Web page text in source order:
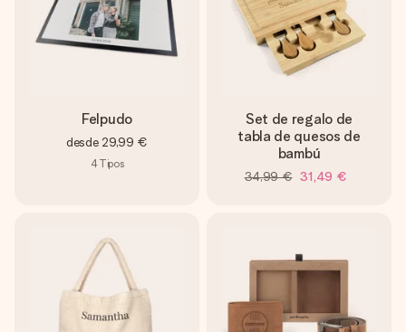
Felpudo
desde 29,99 €
4Tipos
Set de regalo de
tabla de quesos de
bambú
34,99 € 31,49 €